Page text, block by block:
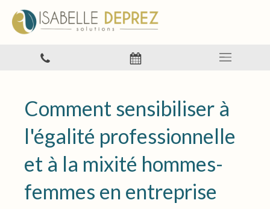
Comment sensibiliser à
l'égalité professionnelle
et à la mixité hommes-
femmes en entreprise